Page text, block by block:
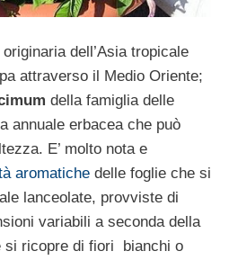
dell’Asia tropicale
attraverso il Medio Oriente;
della famiglia delle
annuale erbacea che può
E’ molto nota e
aromatiche delle foglie che si
lanceolate, provviste di
variabili a seconda della
si ricopre di fiori bianchi o